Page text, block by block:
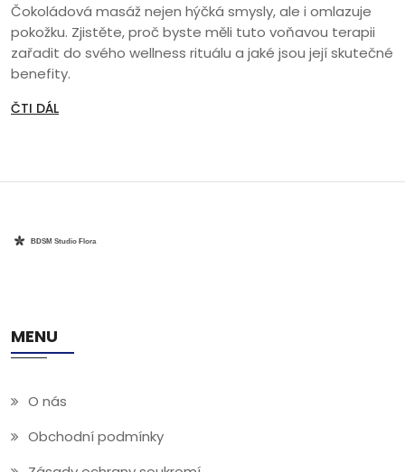
Čokoládová masáž nejen hýčká smysly, ale i omlazuje
pokožku. Zjistěte, proč byste měli tuto voňavou terapii
zařadit do svého wellness rituálu a jaké jsou její skutečné
benefity.
ČTI DÁL
MENU
O nás
Obchodní podmínky